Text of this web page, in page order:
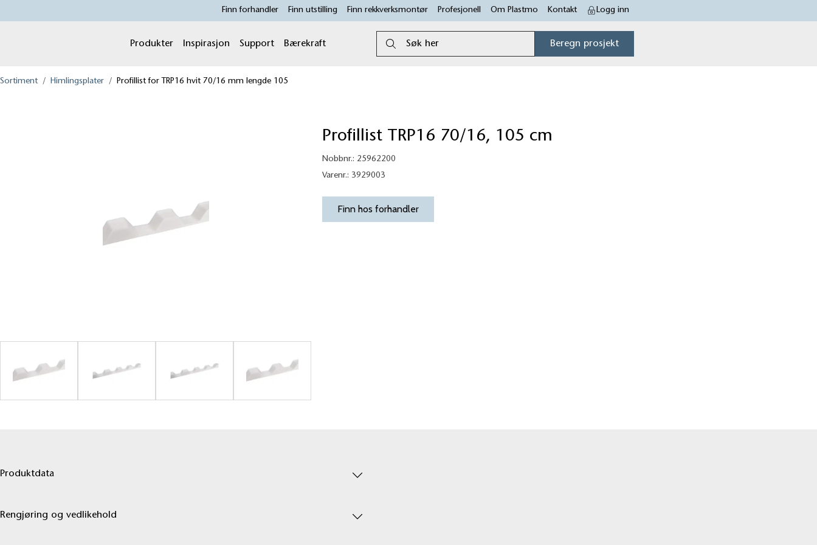
Finn forhandler Finn utstilling Finn rekkverksmontør Profesjonell Om Plastmo Kontakt Logg inn
Produkter Inspirasjon Support Bærekraft
Søk her
Beregn prosjekt
Sortiment Himlingsplater Profillist for TRP16 hvit 70/16 mm lengde 105
Profillist TRP16 70/16, 105 cm
Nobbnr.: 25962200
Varenr.: 3929003
Finn hos forhandler
Produktdata
Rengjøring og vedlikehold